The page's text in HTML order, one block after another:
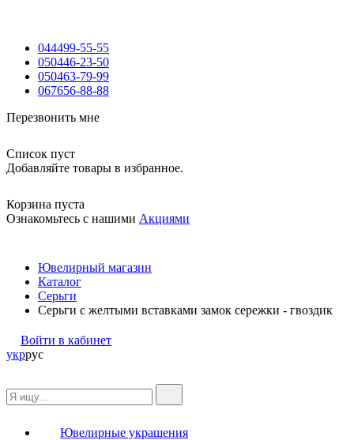
044499-55-55
050446-23-50
050463-79-99
067656-88-88
Перезвонить мне
Список пуст
Добавляйте товары в избранное.
Корзина пуста
Ознакомьтесь с нашими Акциями
Ювелирный магазин
Каталог
Серьги
Серьги c желтыми вставками замок сережки - гвоздик
Войти в кабинет
укррус
Ювелирные украшения